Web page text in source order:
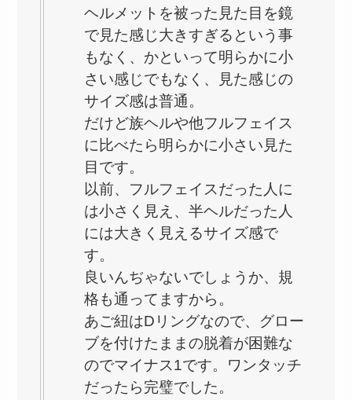
ヘルメットを被った見た目を鏡
で見た感じ大きすぎるという事
もなく、かといって明らかに小
さい感じでもなく、見た感じの
サイズ感は普通。
だけど族ヘルや他フルフェイス
に比べたら明らかに小さい見た
目です。
以前、フルフェイスだった人に
は小さく見え、半ヘルだった人
には大きく見えるサイズ感で
す。
良いんぢゃないでしょうか、規
格も通ってますから。
あご紐はDリングなので、グロー
ブを付けたままの脱着が困難な
のでマイナス1です。ワンタッチ
だったら完璧でした。